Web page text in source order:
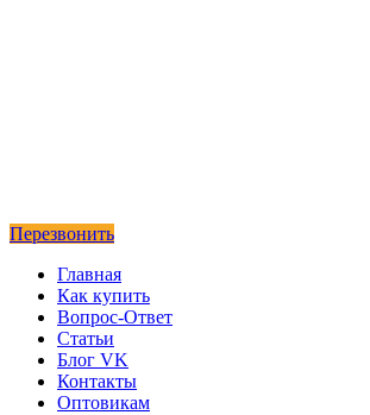
Перезвонить
Главная
Как купить
Вопрос-Ответ
Статьи
Блог VK
Контакты
Оптовикам